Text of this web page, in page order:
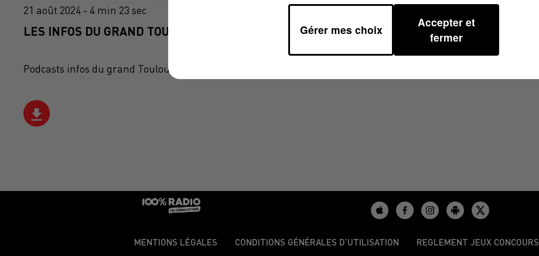
21 août 2024 - 4 min 23 sec
LES INFOS DU GRAND TOULOUSE DU 21/08/2024 À 09H00
Podcasts infos du grand Toulouse
MENTIONS LÉGALES CONDITIONS GÉNÉRALES D’UTILISATION REGLEMENT JEUX CONCOURS
Gérer mes choix
Accepter et
fermer